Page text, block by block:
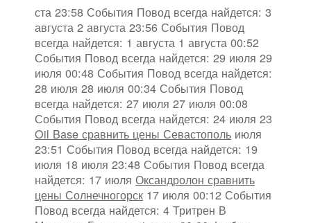
ста 23:58 События Повод всегда найдется: 3
августа 2 августа 23:56 События Повод
всегда найдется: 1 августа 1 августа 00:52
События Повод всегда найдется: 29 июля 29
июля 00:48 События Повод всегда найдется:
28 июля 28 июля 00:34 События Повод
всегда найдется: 27 июля 27 июля 00:08
События Повод всегда найдется: 24 июля 23
Oil Base сравнить цены Севастополь июля
23:51 События Повод всегда найдется: 19
июля 18 июля 23:48 События Повод всегда
найдется: 17 июля Оксандролон сравнить
цены Солнечногорск 17 июля 00:12 События
Повод всегда найдется: 4 Тритрен В